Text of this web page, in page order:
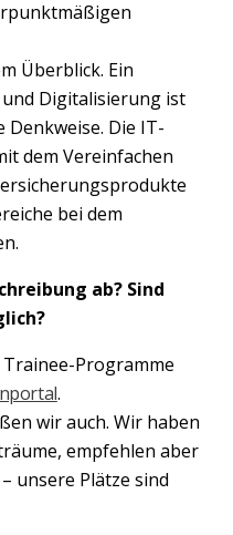
Überblick. Ein
Digitalisierung ist
Die IT-
dem Vereinfachen
bei dem
ab? Sind
Programme
.
wir auch. Wir haben
empfehlen aber
unsere Plätze sind